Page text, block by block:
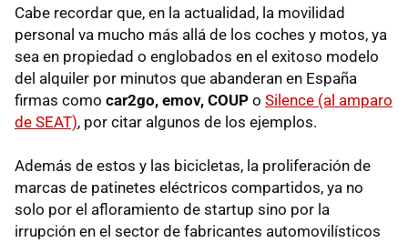
Cabe recordar que, en la actualidad, la movilidad
personal va mucho más allá de los coches y motos, ya
sea en propiedad o englobados en el exitoso modelo
del alquiler por minutos que abanderan en España
firmas como car2go, emov, COUP o Silence (al amparo
de SEAT), por citar algunos de los ejemplos.
Además de estos y las bicicletas, la proliferación de
marcas de patinetes eléctricos compartidos, ya no
solo por el afloramiento de startup sino por la
irrupción en el sector de fabricantes automovilísticos